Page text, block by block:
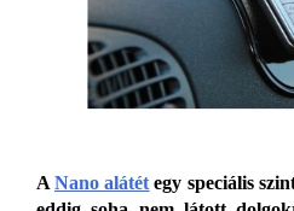
ANano alátét egy speciális